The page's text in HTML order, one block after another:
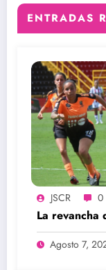
ENTRADAS
JSCR 0
La revancha
Agosto 7,